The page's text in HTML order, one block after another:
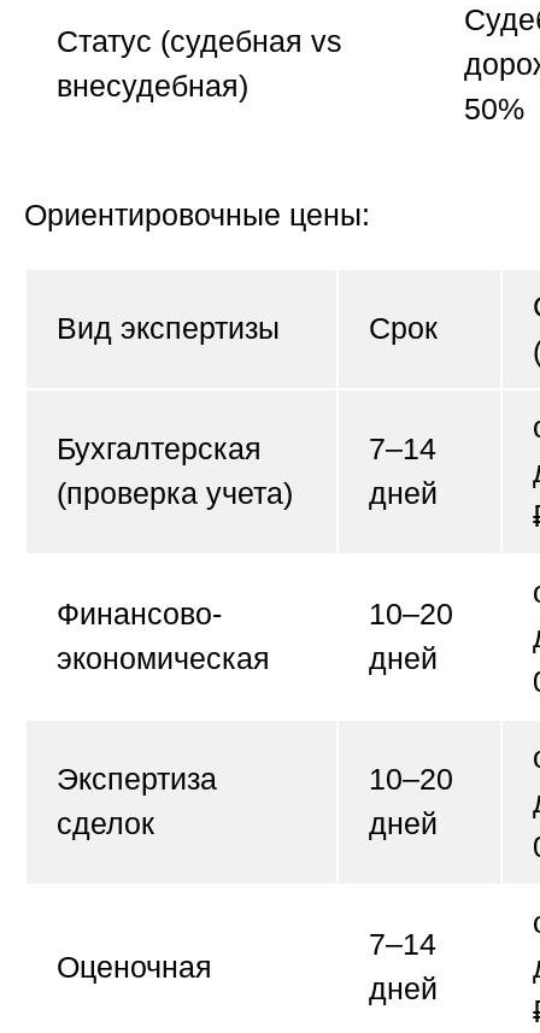
Статус (судебная vs
внесудебная)
50%
Ориентировочные цены:
Вид экспертизы Срок
Бухгалтерская
(проверка учета)
7–14
дней
Финансово-
экономическая
10–20
дней
Экспертиза
сделок
10–20
дней
Оценочная
7–14
дней